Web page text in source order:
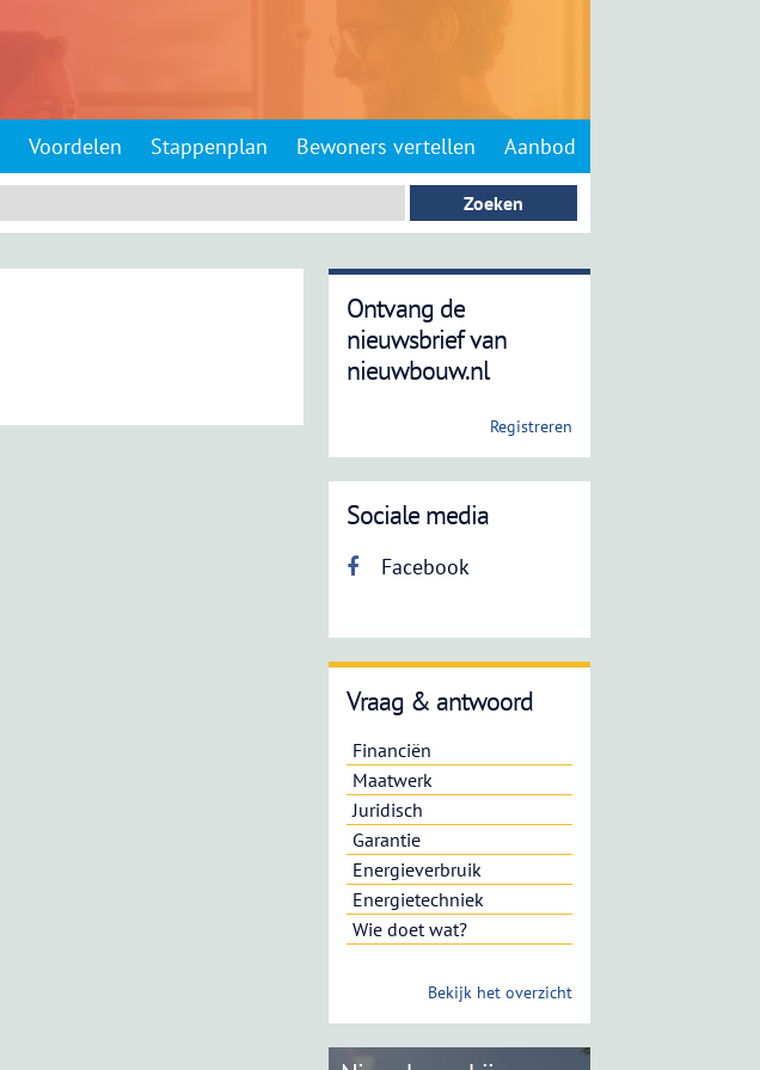
Voordelen Stappenplan Bewoners vertellen Aanbod
Ontvang de
nieuwsbrief van
nieuwbouw.nl
Registreren
Sociale media
Facebook
Vraag & antwoord
Financiën
Maatwerk
Juridisch
Garantie
Energieverbruik
Energietechniek
Wie doet wat?
Bekijk het overzicht